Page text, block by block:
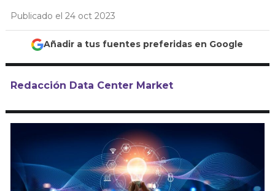
Publicado el 24 oct 2023
Añadir a tus fuentes preferidas en Google
Redacción Data Center Market